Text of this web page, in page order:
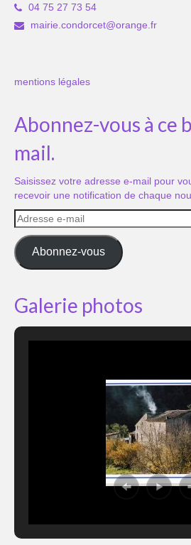
04 75 27 73 54
mairie.condorcet@orange.fr
mentions légales
Abonnez-vous à ce
mail.
Saisissez votre adresse e-mail pour
recevoir une notification de chaque
Adresse
e-
mail
Abonnez-vous
Galerie photos